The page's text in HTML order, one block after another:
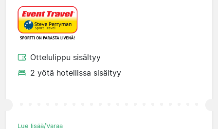
Ottelulippu sisältyy
2 yötä hotellissa sisältyy
Lue lisää/Varaa